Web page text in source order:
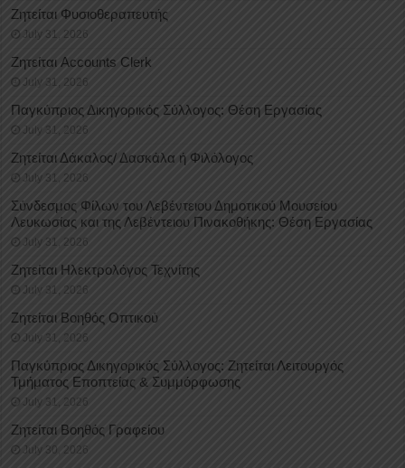
Ζητείται Φυσιοθεραπευτής
July 31, 2026
Ζητείται Accounts Clerk
July 31, 2026
Παγκύπριος Δικηγορικός Σύλλογος: Θέση Εργασίας
July 31, 2026
Ζητείται Δάκαλος/ Δασκάλα ή Φιλόλογος
July 31, 2026
Σύνδεσμος Φίλων του Λεβέντειου Δημοτικού Μουσείου
Λευκωσίας και της Λεβέντειου Πινακοθήκης: Θέση Εργασίας
July 31, 2026
Ζητείται Ηλεκτρολόγος Τεχνίτης
July 31, 2026
Ζητείται Βοηθός Οπτικού
July 31, 2026
Παγκύπριος Δικηγορικός Σύλλογος: Ζητείται Λειτουργός
Τμήματος Εποπτείας & Συμμόρφωσης
July 31, 2026
Ζητείται Βοηθός Γραφείου
July 30, 2026